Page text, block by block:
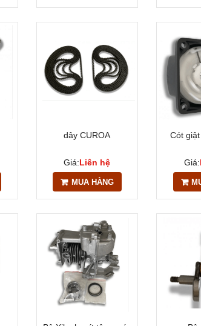
dây CUROA
Giá:Liên hệ
MUA HÀNG
Cót
Giá: